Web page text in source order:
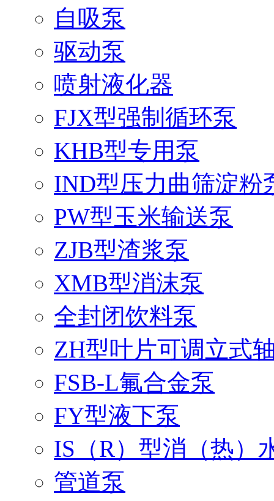
自吸泵
驱动泵
喷射液化器
FJX型强制循环泵
KHB型专用泵
IND型压力曲筛淀粉
PW型玉米输送泵
ZJB型渣浆泵
XMB型消沫泵
全封闭饮料泵
ZH型叶片可调立式
FSB-L氟合金泵
FY型液下泵
IS（R）型消（热）
管道泵